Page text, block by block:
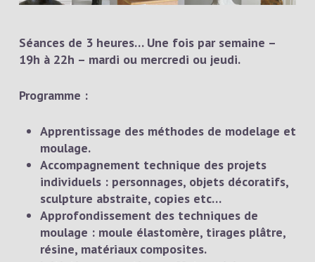
Séances de 3 heures… Une fois par semaine –
19h à 22h – mardi ou mercredi ou jeudi.
Programme :
Apprentissage des méthodes de modelage et
moulage.
Accompagnement technique des projets
individuels : personnages, objets décoratifs,
sculpture abstraite, copies etc…
Approfondissement des techniques de
moulage : moule élastomère, tirages plâtre,
résine, matériaux composites.